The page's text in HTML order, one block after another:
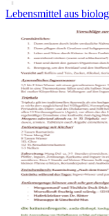
Lebensmittel aus